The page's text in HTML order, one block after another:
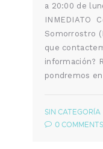
a 20:00 de
INMEDIATO
Somorrostro
que
información?
pondremos
SIN CATEGORÍA
0 COMMENTS